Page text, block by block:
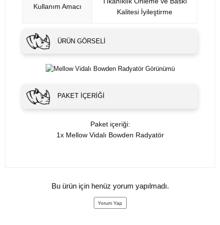
Kullanım Amacı
Kalitesi İyileştirme
ÜRÜN GÖRSELI
PAKET İÇERIĞI
Paket içeriği:
1x Mellow Vidalı Bowden Radyatör
Bu ürün için henüz yorum yapılmadı.
Yorum Yap